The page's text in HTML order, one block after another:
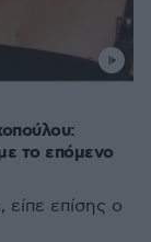
το επόμενο
είπε επίσης ο